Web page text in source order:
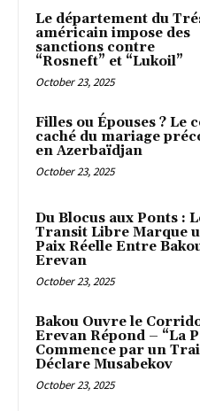
Le département du
américain impose des
sanctions contre
“Rosneft” et “Lukoil”
October 23, 2025
Filles ou Épouses ? Le
caché du mariage
en Azerbaïdjan
October 23, 2025
Du Blocus aux Ponts :
Transit Libre Marque
Paix Réelle Entre
Erevan
October 23, 2025
Bakou Ouvre le
Erevan Répond – “La
Commence par un
Déclare Musabekov
October 23, 2025